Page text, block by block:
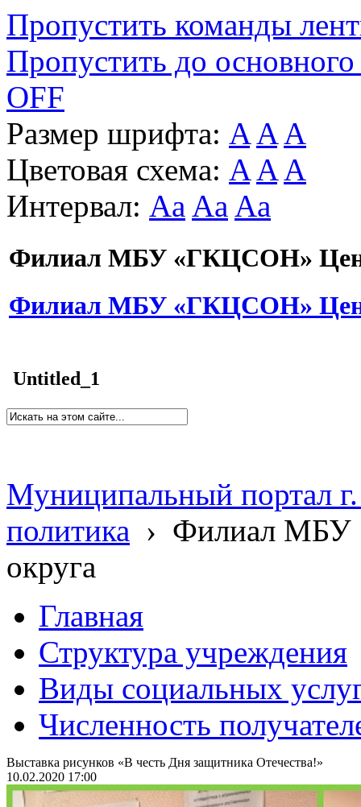
Пропустить команды
Пропустить до основного
OFF
Размер шрифта: A A A
Цветовая схема: A A A
Интервал: Aa Aa Aa
Филиал МБУ «ГКЦСОН»
Филиал МБУ «ГКЦСОН»
Untitled_1
Муниципальный портал
политика › Филиал МБУ
округа
Главная
Структура учреждения
Виды социальных
Численность
Выставка рисунков «В честь Дня защитника Отечества!»
10.02.2020 17:00